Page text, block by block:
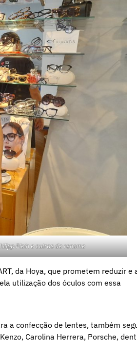
Plein e outras de renome
da Hoya, que prometem reduzir e
utilização dos óculos com essa
a confecção de lentes, também
Carolina Herrera, Porsche,